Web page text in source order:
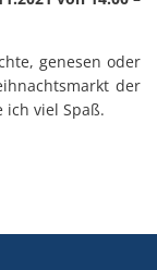
genesen oder
der
ich viel Spaß.